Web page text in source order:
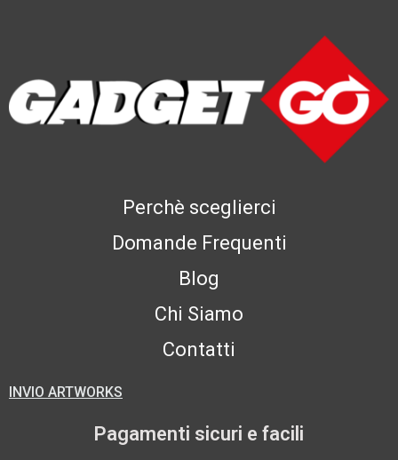
Perchè sceglierci
Domande Frequenti
Blog
Chi Siamo
Contatti
INVIO ARTWORKS
Pagamenti sicuri e facili